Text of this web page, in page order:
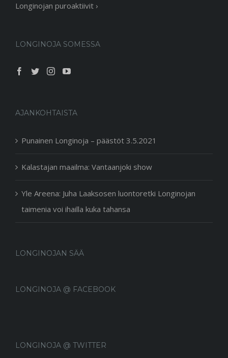
Longinojan puroaktiivit ›
LONGINOJA SOMESSA
AJANKOHTAISTA
Punainen Longinoja – päästöt 3.5.2021
Kalastajan maailma: Vantaanjoki show
Yle Areena: Juha Laaksosen luontoretki Longinojan
taimenia voi ihailla kuka tahansa
LONGINOJAN SÄÄ
LONGINOJA @ FACEBOOK
LONGINOJA @ TWITTER